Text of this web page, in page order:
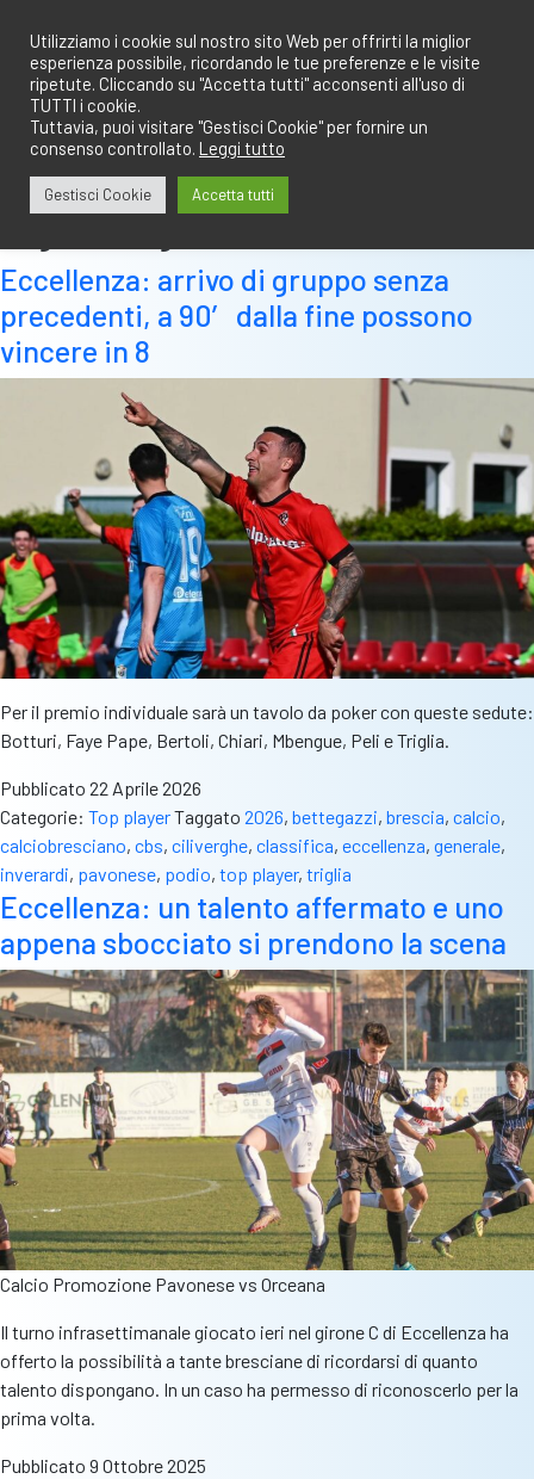
contenuto
Eccellenza: arrivo di gruppo senza
precedenti, a 90′ dalla fine possono
vincere in 8
Per il premio individuale sarà un tavolo da poker con queste sedute:
Botturi, Faye Pape, Bertoli, Chiari, Mbengue, Peli e Triglia.
Pubblicato 22 Aprile 2026
Categorie: Top playerTaggato 2026, bettegazzi, brescia, calcio,
calciobresciano, cbs, ciliverghe, classifica, eccellenza, generale,
inverardi, pavonese, podio, top player, triglia
Eccellenza: un talento affermato e uno
appena sbocciato si prendono la scena
Calcio Promozione Pavonese vs Orceana
Il turno infrasettimanale giocato ieri nel girone C di Eccellenza ha
offerto la possibilità a tante bresciane di ricordarsi di quanto
talento dispongano. In un caso ha permesso di riconoscerlo per la
prima volta.
Pubblicato 9 Ottobre 2025
Utilizziamo i cookie sul nostro sito Web per offrirti la miglior
esperienza possibile, ricordando le tue preferenze e le visite
ripetute. Cliccando su "Accetta tutti" acconsenti all'uso di
TUTTI i cookie.
Tuttavia, puoi visitare "Gestisci Cookie" per fornire un
consenso controllato. Leggi tutto
Gestisci Cookie Accetta tutti